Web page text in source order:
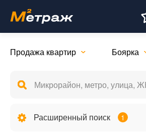
Продажа квартир Боярка
Расширенный поиск 1